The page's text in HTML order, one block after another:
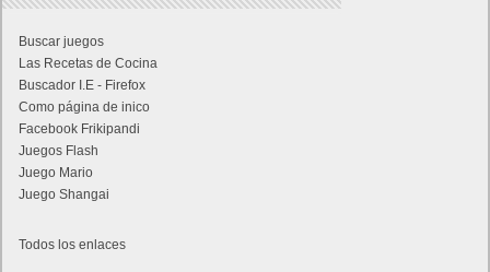
Buscar juegos
Las Recetas de Cocina
Buscador I.E - Firefox
Como página de inico
Facebook Frikipandi
Juegos Flash
Juego Mario
Juego Shangai
Todos los enlaces